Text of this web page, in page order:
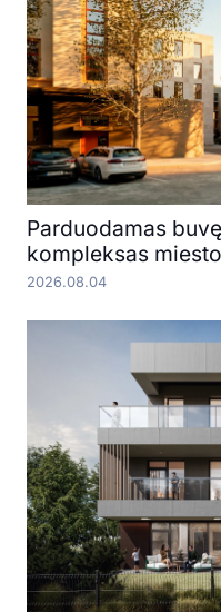
Parduodamas
kompleksas
2026.08.04